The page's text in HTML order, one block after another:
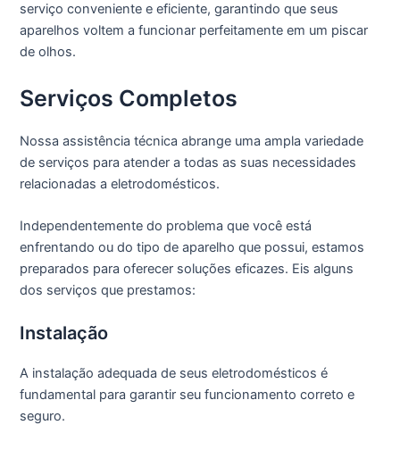
serviço conveniente e eficiente, garantindo que seus
aparelhos voltem a funcionar perfeitamente em um piscar
de olhos.
Serviços Completos
Nossa assistência técnica abrange uma ampla variedade
de serviços para atender a todas as suas necessidades
relacionadas a eletrodomésticos.
Independentemente do problema que você está
enfrentando ou do tipo de aparelho que possui, estamos
preparados para oferecer soluções eficazes. Eis alguns
dos serviços que prestamos:
Instalação
A instalação adequada de seus eletrodomésticos é
fundamental para garantir seu funcionamento correto e
seguro.